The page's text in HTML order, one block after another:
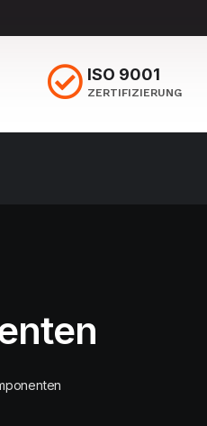
ISO 9001
ZERTIFIZIERUNG